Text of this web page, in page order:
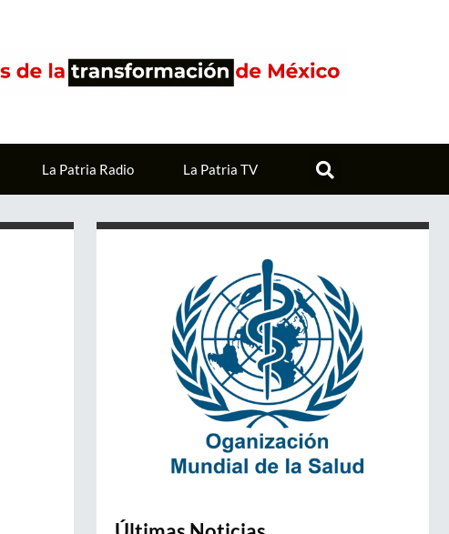
La Patria Radio La Patria TV